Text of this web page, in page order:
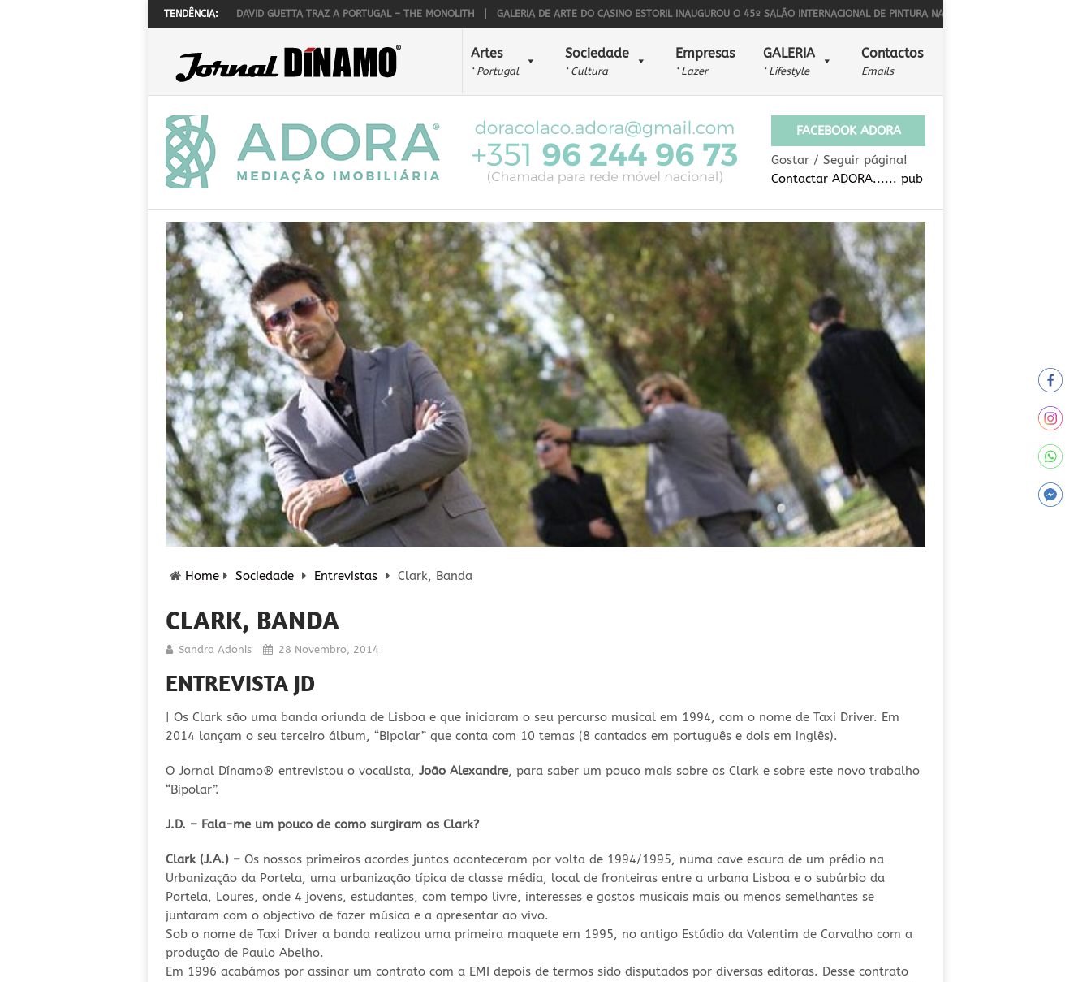
TENDÊNCIA:
LAW REALIZA-SE A 1 DE OUTUBRO DAVID GUETTA TRAZ A PORTUGAL – THE MONOLITH GALERIA DE ARTE DO CASINO ESTORIL INAUGUROU O 45º SALÃO INTERNACIONAL DE PINTURA NAÏF BONS SONS PARA ALÉM DA MÚSICA
Artes
‘ Portugal
Sociedade
‘ Cultura
Empresas
‘ Lazer
GALERIA
‘ Lifestyle
Contactos
Emails
FACEBOOK ADORA
Gostar / Seguir página!
Contactar ADORA...... pub
Home Sociedade Entrevistas Clark, Banda
CLARK, BANDA
Sandra Adonis 28 Novembro, 2014
ENTREVISTA JD
| Os Clark são uma banda oriunda de Lisboa e que iniciaram o seu percurso musical em 1994, com o nome de Taxi Driver. Em
2014 lançam o seu terceiro álbum, “Bipolar” que conta com 10 temas (8 cantados em português e dois em inglês).
O Jornal Dínamo® entrevistou o vocalista, João Alexandre, para saber um pouco mais sobre os Clark e sobre este novo trabalho
“Bipolar”.
J.D. – Fala-me um pouco de como surgiram os Clark?
Clark (J.A.) –Os nossos primeiros acordes juntos aconteceram por volta de 1994/1995, numa cave escura de um prédio na
Urbanização da Portela, uma urbanização típica de classe média, local de fronteiras entre a urbana Lisboa e o subúrbio da
Portela, Loures, onde 4 jovens, estudantes, com tempo livre, interesses e gostos musicais mais ou menos semelhantes se
juntaram com o objectivo de fazer música e a apresentar ao vivo.
Sob o nome de Taxi Driver a banda realizou uma primeira maquete em 1995, no antigo Estúdio da Valentim de Carvalho com a
produção de Paulo Abelho.
Em 1996 acabámos por assinar um contrato com a EMI depois de termos sido disputados por diversas editoras. Desse contrato